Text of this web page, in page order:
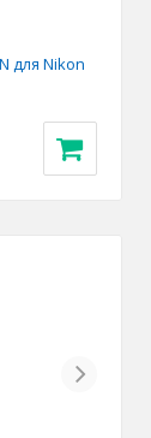
для Nikon
Next